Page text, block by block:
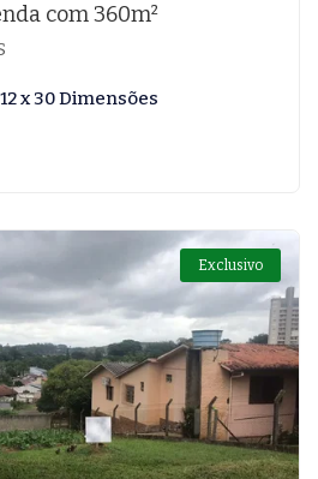
com 360m²
12 x 30 Dimensões
Exclusivo